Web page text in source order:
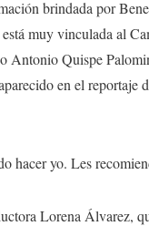
brindada por
muy vinculada al
Antonio Quispe
en el reportaje
hacer yo. Les
Lorena Álvarez,